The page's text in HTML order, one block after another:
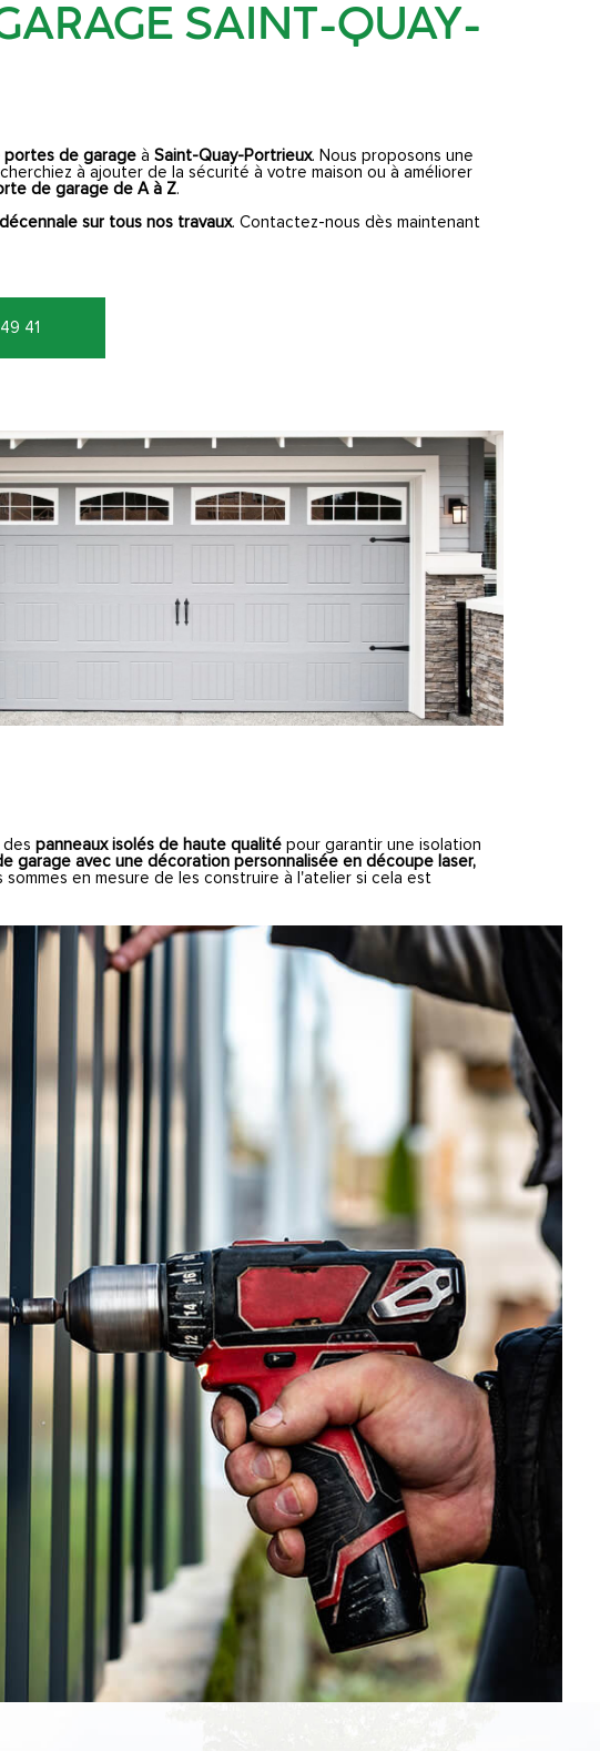
SAINT-QUAY-
de garage à Saint-Quay-Portrieux. Nous proposons une
à ajouter de la sécurité à votre maison ou à améliorer
de garage de A à Z.
sur tous nos travaux. Contactez-nous dès maintenant
41
des panneaux isolés de haute qualité pour garantir une isolation
garage avec une décoration personnalisée en découpe laser,
en mesure de les construire à l'atelier si cela est